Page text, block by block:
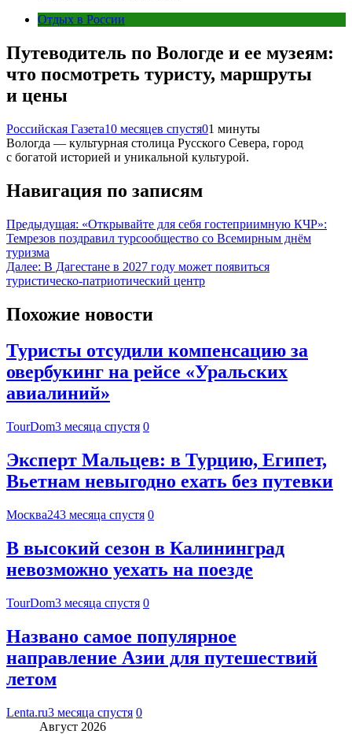
Отдых в России
Путеводитель по Вологде и ее музеям:
что посмотреть туристу, маршруты
и цены
Российская Газета10 месяцев спустя01 минуты
Вологда — культурная столица Русского Севера, город
с богатой историей и уникальной культурой.
Навигация по записям
Предыдущая: «Открывайте для себя гостеприимную КЧР»:
Темрезов поздравил турсообщество со Всемирным днём
туризма
Далее: В Дагестане в 2027 году может появиться
туристическо-патриотический центр
Похожие новости
Туристы отсудили компенсацию за
овербукинг на рейсе «Уральских
авиалиний»
TourDom3 месяца спустя 0
Эксперт Мальцев: в Турцию, Египет,
Вьетнам невыгодно ехать без путевки
Москва243 месяца спустя 0
В высокий сезон в Калининград
невозможно уехать на поезде
TourDom3 месяца спустя 0
Названо самое популярное
направление Азии для путешествий
летом
Lenta.ru3 месяца спустя 0
Август 2026